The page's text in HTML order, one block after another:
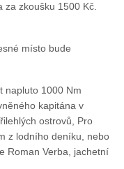
zkoušku 1500 Kč.
místo bude
napluto 1000 Nm
kapitána v
ostrovů, Pro
z lodního deníku, nebo
Roman Verba, jachetní